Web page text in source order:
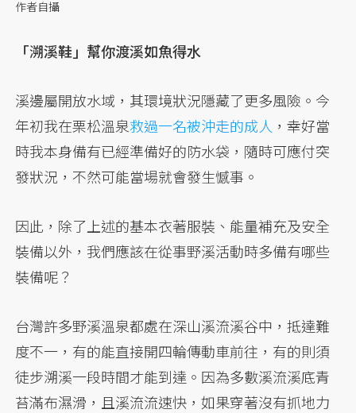
作者自攝
「溯溪鞋」幫你渡溪如魚得水
溪邊屬開放水域，其環境狀況隱藏了更多風險。今
年初我在栗松溫泉救過一名被沖走的成人 ，幸好當
時我本身備有已經準備好的防水袋，隨時可應付突
發狀況，不然可能當場就會發生憾事。
因此，除了上述的基本衣著服裝、能量補充及安全
裝備以外，我們應該在從事野溪活動時多備有哪些
裝備呢？
台灣許多野溪溫泉都處在深山溪流溪谷中，抵達難
度不一，有的能直接開四輪傳動車前往，有的則須
徒步溯溪一段時間才能到達。因為多數溪流溪底青
苔滿布濕滑，且溪流流速快，如果穿著沒有抓地力